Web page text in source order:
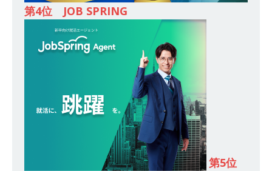
+各手当 ｜ 年間休日125日 ｜ オーク設備工業
体育会積極採用企業
[ 2026年5月13日 ] 【 28卒 ｜ 建築プロセスの一
部を体験できるイベント開催 】香川・大阪勤務
｜ 四国・関東エリアで圧倒的な存在感を誇る総
合建設会社（ゼネコン） ｜ 充実の福利厚生・資
格手当・資格取得支援制度あり ｜ 年間休日123
日 ｜ 創立以来74年間黒字経営 ｜ 合田工務店
第4位 JOB SPRING
第5位